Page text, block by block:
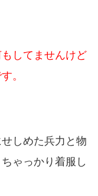
してませんけど
。
しめた兵力と物
ゃっかり着服し